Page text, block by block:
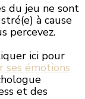
du jeu ne sont
à cause
percevez.
ici pour
ses émotions
et des